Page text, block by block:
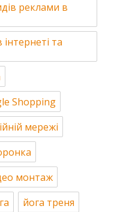
реклами в
та
Shopping
мережі
монтаж
йога треня